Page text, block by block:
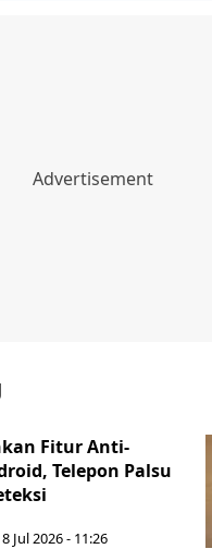
Fitur Anti-
Telepon Palsu
Jul 2026 - 11:26